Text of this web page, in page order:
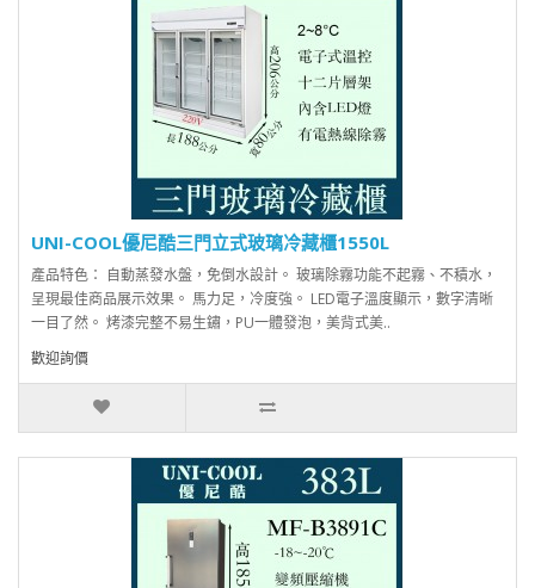
UNI-COOL優尼酷三門立式玻璃冷藏櫃1550L
產品特色： 自動蒸發水盤，免倒水設計。 玻璃除霧功能不起霧、不積水，
呈現最佳商品展示效果。 馬力足，冷度強。 LED電子溫度顯示，數字清晰
一目了然。 烤漆完整不易生鏽，PU一體發泡，美背式美..
歡迎詢價